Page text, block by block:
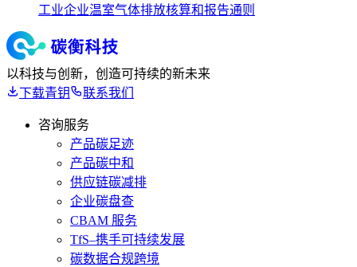
工业企业温室气体排放核算和报告通则
以科技与创新，创造可持续的新未来
下载青钥
联系我们
咨询服务
产品碳足迹
产品碳中和
供应链碳减排
企业碳盘查
CBAM 服务
TfS–携手可持续发展
碳数据合规跨境